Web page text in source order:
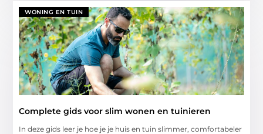
WONING EN TUIN
Complete gids voor slim wonen en tuinieren
In deze gids leer je hoe je je huis en tuin slimmer, comfortabeler